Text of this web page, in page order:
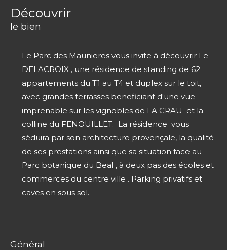
découvrir
le bien
Le Parc des Maunieres vous invite à découvrir Le
DELACROIX , une résidence de standing de 62
appartements du T1 au T4 et duplex sur le toit,
avec grandes terrasses beneficiant d'une vue
imprenable sur les vignobles de LA CRAU et la
colline du FENOUILLET. La résidence vous
séduira par son architecture provençale, la qualité
de ses prestations ainsi que sa situation face au
Parc botanique du Beal , à deux pas des écoles et
commerces du centre ville . Parking privatifs et
caves en sous sol.
général